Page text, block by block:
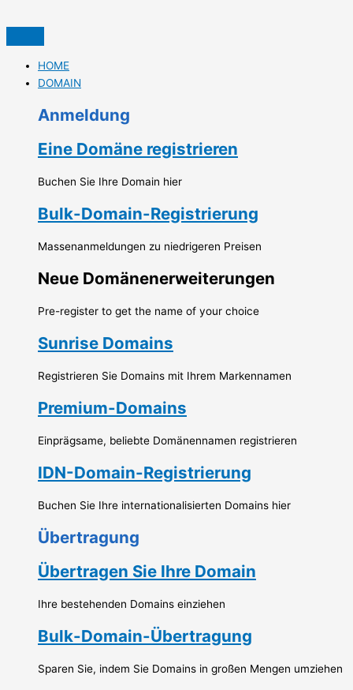
atla
HOME
DOMAIN
Anmeldung
Eine Domäne registrieren
Buchen Sie Ihre Domain hier
Bulk-Domain-Registrierung
Massenanmeldungen zu niedrigeren Preisen
Neue Domänenerweiterungen
Pre-register to get the name of your choice
Sunrise Domains
Registrieren Sie Domains mit Ihrem Markennamen
Premium-Domains
Einprägsame, beliebte Domänennamen registrieren
IDN-Domain-Registrierung
Buchen Sie Ihre internationalisierten Domains hier
Übertragung
Übertragen Sie Ihre Domain
Ihre bestehenden Domains einziehen
Bulk-Domain-Übertragung
Sparen Sie, indem Sie Domains in großen Mengen umziehen
e